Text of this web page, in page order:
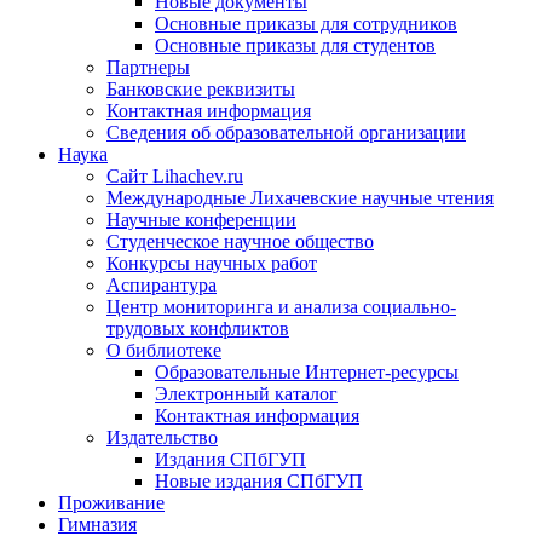
Основные приказы для сотрудников
Основные приказы для студентов
Партнеры
Банковские реквизиты
Контактная информация
Сведения об образовательной организации
Наука
Сайт Lihachev.ru
Международные Лихачевские научные чтения
Научные конференции
Студенческое научное общество
Конкурсы научных работ
Аспирантура
Центр мониторинга и анализа социально-
трудовых конфликтов
О библиотеке
Образовательные Интернет-ресурсы
Электронный каталог
Контактная информация
Издательство
Издания СПбГУП
Новые издания СПбГУП
Проживание
Гимназия